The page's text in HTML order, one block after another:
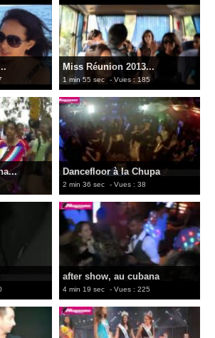
Miss Réunion 2013...
1 min 55 sec - Vues : 185
Dancefloor à la Chupa
2 min 36 sec - Vues : 38
after show, au cubana
4 min 19 sec - Vues : 225